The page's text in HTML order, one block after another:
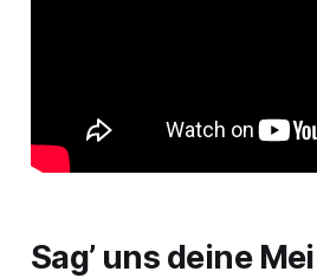
Sag’ uns deine